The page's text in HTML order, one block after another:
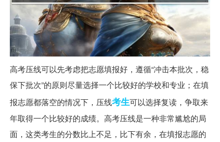
高考压线可以先考虑把志愿填报好，遵循“冲击本批次，稳
保下批次”的原则尽量选择一个比较好的学校和专业；在填
报志愿都落空的情况下，压线考生可以选择复读，争取来
年取得一个比较好的成绩。高考压线是一种非常尴尬的局
面，这类考生的分数比上不足，比下有余，在填报志愿的